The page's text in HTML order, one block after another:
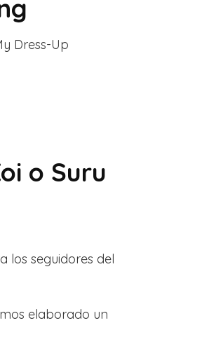
Dress-Up
o Suru
los seguidores del
elaborado un